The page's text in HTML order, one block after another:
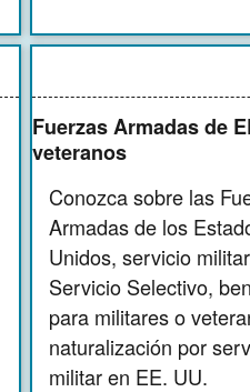
Fuerzas Armadas de
veteranos
Conozca sobre las
Armadas de los
Unidos, servicio
Servicio Selectivo,
para militares o
naturalización por
militar en EE. UU.